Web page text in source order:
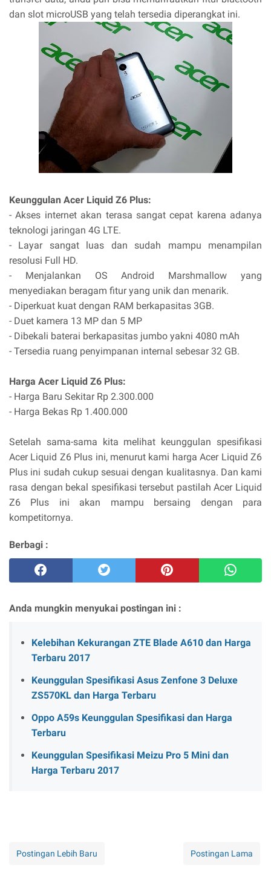
dan slot microUSB yang telah tersedia diperangkat ini.
Keunggulan Acer Liquid Z6 Plus:
- Akses internet akan terasa sangat cepat karena adanya
teknologi jaringan 4G LTE.
- Layar sangat luas dan sudah mampu menampilan
resolusi Full HD.
- Menjalankan OS Android Marshmallow yang
menyediakan beragam fitur yang unik dan menarik.
- Diperkuat kuat dengan RAM berkapasitas 3GB.
- Duet kamera 13 MP dan 5 MP
- Dibekali baterai berkapasitas jumbo yakni 4080 mAh
- Tersedia ruang penyimpanan internal sebesar 32 GB.
Harga Acer Liquid Z6 Plus:
- Harga Baru Sekitar Rp 2.300.000
- Harga Bekas Rp 1.400.000
Setelah sama-sama kita melihat keunggulan spesifikasi
Acer Liquid Z6 Plus ini, menurut kami harga Acer Liquid Z6
Plus ini sudah cukup sesuai dengan kualitasnya. Dan kami
rasa dengan bekal spesifikasi tersebut pastilah Acer Liquid
Z6 Plus ini akan mampu bersaing dengan para
kompetitornya.
Berbagi :
Anda mungkin menyukai postingan ini :
Kelebihan Kekurangan ZTE Blade A610 dan Harga
Terbaru 2017
Keunggulan Spesifikasi Asus Zenfone 3 Deluxe
ZS570KL dan Harga Terbaru
Oppo A59s Keunggulan Spesifikasi dan Harga
Terbaru
Keunggulan Spesifikasi Meizu Pro 5 Mini dan
Harga Terbaru 2017
Postingan Lebih Baru Postingan Lama